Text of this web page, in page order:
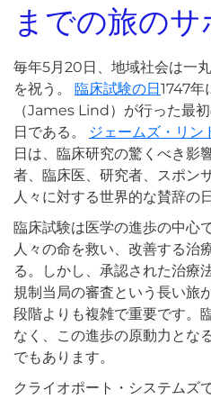
までの旅のサ
毎年5月20日、地域社会は一
を祝う。 臨床試験の日1747年
（James Lind）が行った最
日である。
ジェームズ・リン
日は、臨床研究の驚くべき影
者、臨床医、研究者、スポン
人々に対する世界的な賛辞の
臨床試験は医学の進歩の中心
人々の命を救い、改善する治
る。しかし、承認された治療
規制当局の審査という長い旅
段階よりも複雑で重要です。
なく、この進歩の原動力とな
でもあります。
クライオポート・システムズ